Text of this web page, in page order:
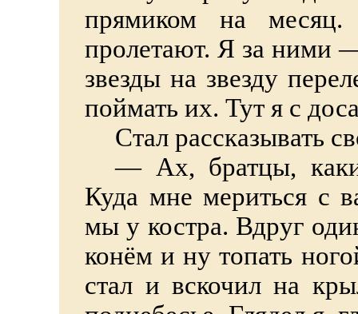
прямиком на
пролетают. Я за ними
звезды на звезду
поймать их. Тут я с
Стал рассказывать
— Ах, братцы,
Куда мне мериться с
мы у костра. Вдруг
конём и ну топать
стал и вскочил на